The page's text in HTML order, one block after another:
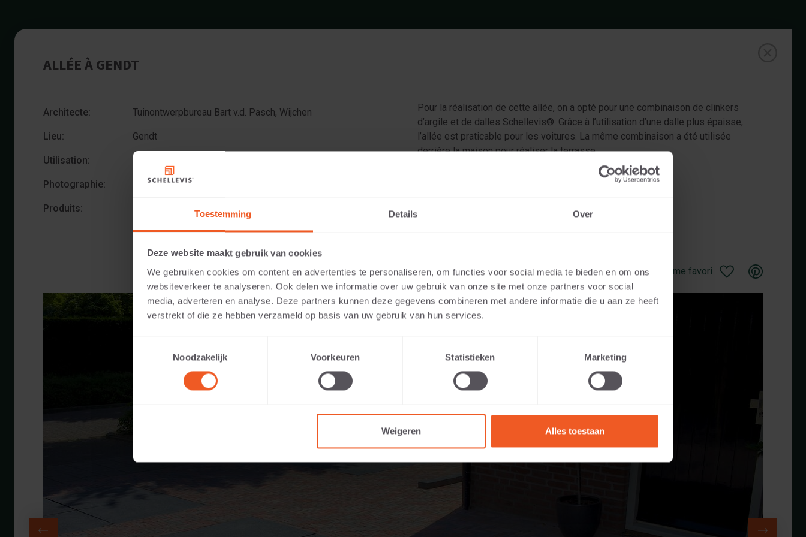
Toestemming Details Over
Deze website maakt gebruik van cookies
We gebruiken cookies om content en advertenties te personaliseren, om functies voor social media te bieden en om ons
websiteverkeer te analyseren. Ook delen we informatie over uw gebruik van onze site met onze partners voor social
media, adverteren en analyse. Deze partners kunnen deze gegevens combineren met andere informatie die u aan ze heeft
verstrekt of die ze hebben verzameld op basis van uw gebruik van hun services.
Noodzakelijk
Voorkeuren Statistieken Marketing
Weigeren Alles toestaan
ALLÉE À GENDT
Architecte: Tuinontwerpbureau Bart v.d. Pasch, Wijchen
Lieu: Gendt
Utilisation: ALLÉE
Photographie: Cees Rijnen
Produits:
DALLE GRAND FORMAT 100X100x8 Anthracite
Pour la réalisation de cette allée, on a opté pour une combinaison de clinkers
d’argile et de dalles Schellevis®. Grâce à l’utilisation d’une dalle plus épaisse,
l’allée est praticable pour les voitures. La même combinaison a été utilisée
derrière la maison pour réaliser la terrasse
Sauvegarder comme favori